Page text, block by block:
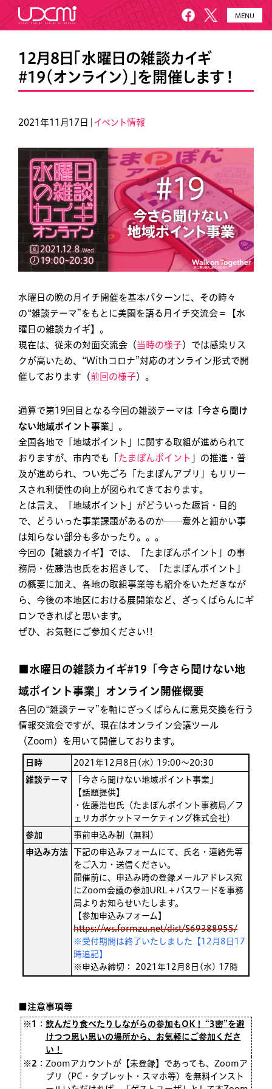
MENU
HOME UDCMiとは
施設概要 美園について
12月8日「水曜日の雑談カイギ
#19（オンライン）」を開催します！
2021年11月17日｜ イベント情報
水曜日の晩の月イチ開催を基本パターンに、その時々
の“雑談テーマ”をもとに美園を語る月イチ交流会＝【水
曜日の雑談カイギ】。
現在は、従来の対面交流会（ 当時の様子 ）では感染リス
クが高いため、“Withコロナ”対応のオンライン形式で開
催しております（ 前回の様子 ）。
通算で第19回目となる今回の雑談テーマは「 今さら聞け
ない地域ポイント事業 」。
全国各地で「地域ポイント」に関する取組が進められて
おりますが、市内でも「 たまぽんポイント
」の推進・普
及が進められ、つい先ごろ「たまぽんアプリ」もリリー
スされ利便性の向上が図られてきております。
とは言え、「地域ポイント」がどういった趣旨・目的
で、どういった事業課題があるのか──意外と細かい事
は知らない部分も多かったり。。。
今回の【雑談カイギ】では、「たまぽんポイント」の事
務局・佐藤浩也氏をお招きして、「たまぽんポイント」
の概要に加え、各地の取組事業等も紹介をいただきなが
ら、今後の本地区における展開策など、ざっくばらんにギ
ロンできればと思います。
ぜひ、お気軽にご参加ください!!
■水曜日の雑談カイギ#19「今さら聞けない地
域ポイント事業」オンライン開催概要
各回の“雑談テーマ”を軸にざっくばらんに意見交換を行う
情報交流会ですが、現在はオンライン会議ツール
（Zoom）を用いて開催しております。
日時
2021年12月8日(水) 19:00〜20:30
雑談テーマ
「今さら聞けない地域ポイント事業」
【話題提供】
・佐藤浩也氏（たまぽんポイント事務局／フ
ェリカポケットマーケティング株式会社）
参加
事前申込み制（無料）
申込み方法
下記の申込みフォームにて、氏名・連絡先等
をご入力・送信ください。
開催前に、申込み時の登録メールアドレス宛
にZoom会議の参加URL＋パスワードを事務
局よりお知らせいたします。
【参加申込みフォーム】
https://ws.formzu.net/dist/S69388955/
※受付期間は終了いたしました【12月8日17
時追記】
※申込み締切： 2021年12月8日(水) 17時
■注意事項等
※1 ： 飲んだり食べたりしながらの参加もOK！ “3密”を避
けつつ思い思いの場所から、お気軽にご参加くださ
い！
※2 ： Zoomアカウントが【未登録】であっても、Zoomア
プリ（PC・タブレット・スマホ等）を無料インスト